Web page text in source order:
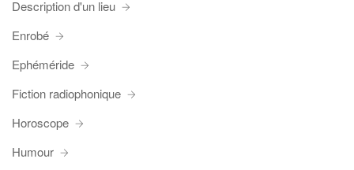
Description d'un lieu
Enrobé
Ephéméride
Fiction radiophonique
Horoscope
Humour